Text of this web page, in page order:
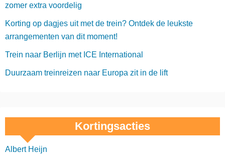
zomer extra voordelig
Korting op dagjes uit met de trein? Ontdek de leukste
arrangementen van dit moment!
Trein naar Berlijn met ICE International
Duurzaam treinreizen naar Europa zit in de lift
Kortingsacties
Albert Heijn